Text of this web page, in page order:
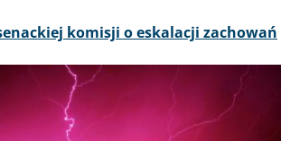
komisji o eskalacji zachowań